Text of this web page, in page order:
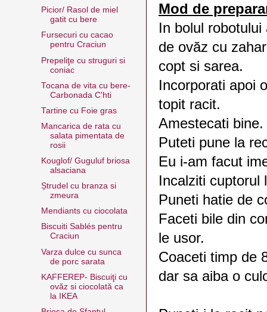
Mod de
In bolul
de ovăz cu
copt si sarea.
Incorporati apoi
topit racit.
Amestecati bine.
Puteti pune la
Eu i-am facut
Incalziti cuptorul
Puneti hatie de
Faceti bile din
le usor.
Coaceti timp de
dar sa aiba o
Picior/ Rasol de miel
gatit cu bere
Fursecuri cu cacao
pentru Craciun
Prepeliţe cu struguri si
coniac
Tocana de vita cu bere-
Carbonada C'hti
Tartine cu Foie gras
Mancarica de rata cu
salata pimentata de
rosii
Kouglof/ Guguluf briosa
alsaciana
Ștrudel cu branza si
zmeura
Mendiants cu ciocolata
Biscuiti Sablés pentru
Craciun
Varza dulce cu sunca
de porc sarata
KAFFEREP- Biscuiţi cu
ovăz si ciocolată ca
la IKEA